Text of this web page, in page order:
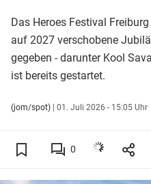
Das Heroes Festival
auf 2027 verschobene
gegeben - darunter Kool
ist bereits gestartet.
(jom/spot) | 01. Juli 2026 - 15:05 Uhr
0